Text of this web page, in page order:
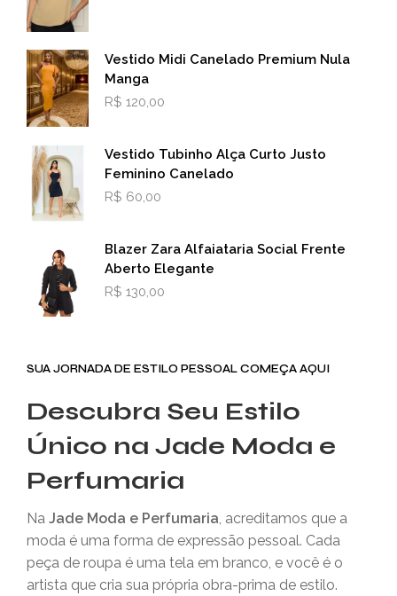
Vestido Midi Canelado Premium Nula
Manga
R$ 120,00
Vestido Tubinho Alça Curto Justo
Feminino Canelado
R$ 60,00
Blazer Zara Alfaiataria Social Frente
Aberto Elegante
R$ 130,00
SUA JORNADA DE ESTILO PESSOAL COMEÇA AQUI
Descubra Seu Estilo
Único na Jade Moda e
Perfumaria
Na Jade Moda e Perfumaria , acreditamos que a
moda é uma forma de expressão pessoal. Cada
peça de roupa é uma tela em branco, e você é o
artista que cria sua própria obra-prima de estilo.